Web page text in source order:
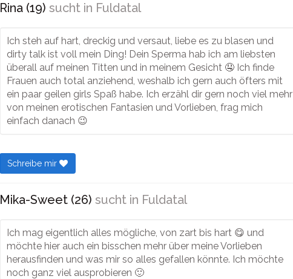
Rina (19) sucht in Fuldatal
Ich steh auf hart, dreckig und versaut, liebe es zu blasen und
dirty talk ist voll mein Ding! Dein Sperma hab ich am liebsten
überall auf meinen Titten und in meinem Gesicht 🤤 Ich finde
Frauen auch total anziehend, weshalb ich gern auch öfters mit
ein paar geilen girls Spaß habe. Ich erzähl dir gern noch viel mehr
von meinen erotischen Fantasien und Vorlieben, frag mich
einfach danach 😉
Schreibe mir
Mika-Sweet (26) sucht in Fuldatal
Ich mag eigentlich alles mögliche, von zart bis hart 😋 und
möchte hier auch ein bisschen mehr über meine Vorlieben
herausfinden und was mir so alles gefallen könnte. Ich möchte
noch ganz viel ausprobieren 🙂